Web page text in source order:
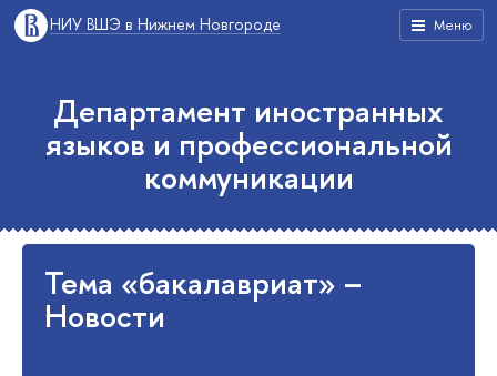
Меню
НИУ ВШЭ в Нижнем Новгороде
Департамент иностранных
языков и профессиональной
коммуникации
Тема «бакалавриат» –
Новости